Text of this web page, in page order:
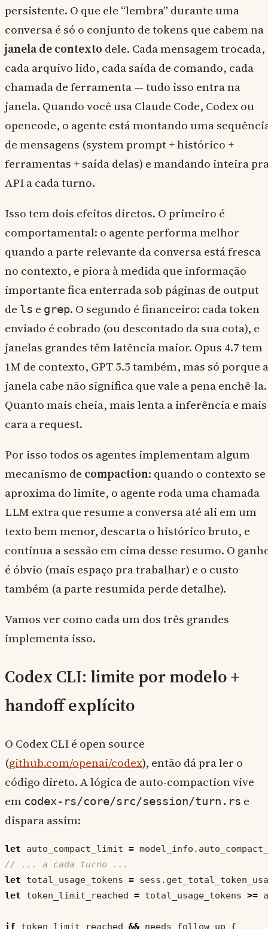
persistente. O que ele “lembra” durante uma
conversa é só o conjunto de tokens que cabem na
janela de contexto dele. Cada mensagem trocada,
cada arquivo lido, cada saída de comando, cada
chamada de ferramenta — tudo isso entra na
janela. Quando você usa Claude Code, Codex ou
opencode, o agente está montando uma
de mensagens (system prompt + histórico +
ferramentas + saída delas) e mandando inteira
API a cada turno.
Isso tem dois efeitos diretos. O primeiro é
comportamental: o agente performa melhor
quando a parte relevante da conversa está fresca
no contexto, e piora à medida que informação
importante fica enterrada sob páginas de output
de ls e grep. O segundo é financeiro: cada token
enviado é cobrado (ou descontado da sua cota), e
janelas grandes têm latência maior. Opus 4.7 tem
1M de contexto, GPT 5.5 também, mas só porque a
janela cabe não significa que vale a pena enchê-la.
Quanto mais cheia, mais lenta a inferência e mais
cara a request.
Por isso todos os agentes implementam algum
mecanismo de compaction: quando o contexto se
aproxima do limite, o agente roda uma chamada
LLM extra que resume a conversa até ali em um
texto bem menor, descarta o histórico bruto, e
continua a sessão em cima desse resumo. O
é óbvio (mais espaço pra trabalhar) e o custo
também (a parte resumida perde detalhe).
Vamos ver como cada um dos três grandes
implementa isso.
Codex CLI: limite por modelo +
handoff explícito
O Codex CLI é open source
(github.com/openai/codex), então dá pra ler o
código direto. A lógica de auto-compaction vive
em codex-rs/core/src/session/turn.rs e
dispara assim:
let auto_compact_limit = model_info .
let
total_usage_tokens = sess .
let
token_limit_reached = total_usage_tokens >=
if token_limit_reached && needs_follow_up {